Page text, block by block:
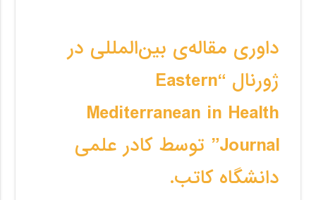
داوری مقاله‌ی بین‌المللی در
ژورنال “Eastern
Mediterranean in Health
Journal” توسط کادر علمی
دانشگاه کاتب.